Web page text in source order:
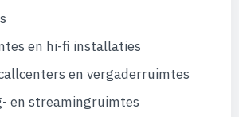
en hi-fi installaties
en vergaderruimtes
en streamingruimtes